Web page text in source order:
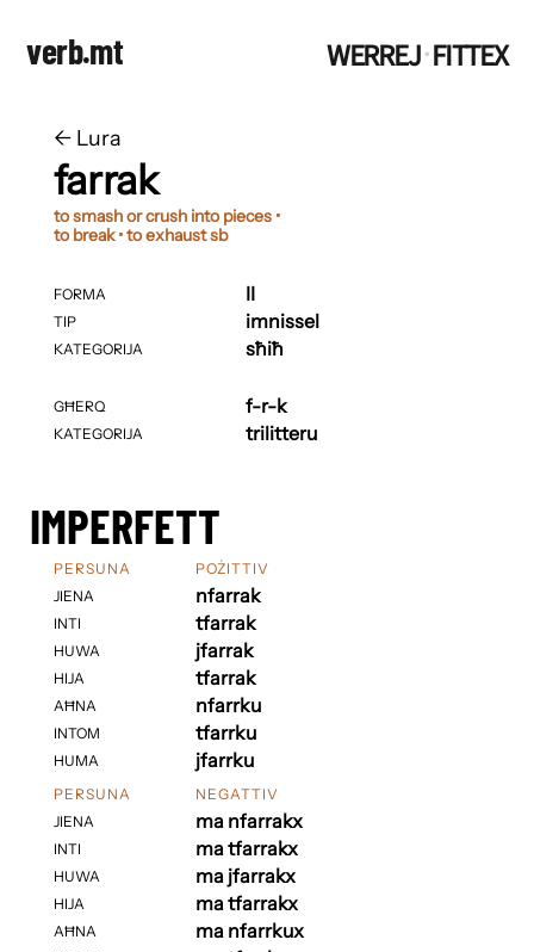
verb.mt WERREJ·FITTEX
← ​​Lura
farrak
to smash or crush into pieces •
to break • to exhaust sb
FORMA
TIP
KATEGORIJA
GĦERQ
KATEGORIJA
II
imnissel
sħiħ
f-r-k
trilitteru
IMPERFETT
PERSUNA
JIENA
INTI
HUWA
HIJA
AĦNA
INTOM
HUMA
POŻITTIV
nfarrak
tfarrak
jfarrak
tfarrak
nfarrku
tfarrku
jfarrku
PERSUNA
JIENA
INTI
HUWA
HIJA
AĦNA
NEGATTIV
ma nfarrakx
ma tfarrakx
ma jfarrakx
ma tfarrakx
ma nfarrkux